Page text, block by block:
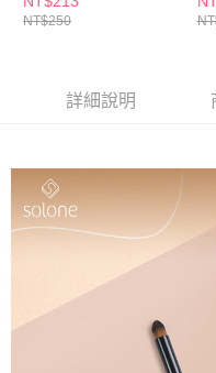
【注意事項】
１．透過由恩沛科技股份有限公
https://aftee.tw/terms/#terms3
４．使用「AFTEE先享後付」
時審查核予不同之上限額度；若
請求用戶進行身份認證。
５．嚴禁一人註冊多個帳號或
恩沛科技股份有限公司將有權
每筆NT$65，滿NT$490(含
每筆NT$65，滿NT$490(含
每筆NT$100，滿NT$790(含
付款後寶雅門市自取(由倉庫
每筆NT$80，滿NT$290(含
NT$250
詳細說明